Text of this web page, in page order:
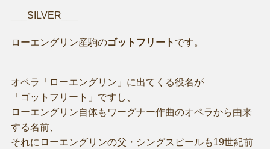
___SILVER___
ローエングリン産駒のゴットフリート です。
オペラ「ローエングリン」に出てくる役名が
「ゴットフリート」ですし、
ローエングリン自体もワーグナー作曲のオペラから由来
する名前、
それにローエングリンの父・シングスピールも19世紀前